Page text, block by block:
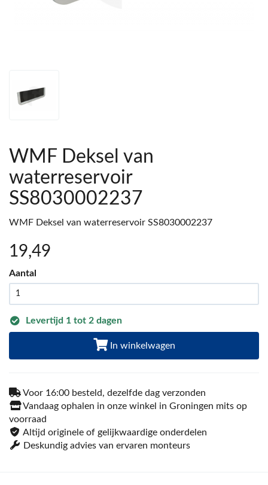
WMF Deksel van
waterreservoir
SS8030002237
WMF Deksel van waterreservoir SS8030002237
19,49
Aantal
Levertijd 1 tot 2 dagen
In winkelwagen
Voor 16:00 besteld, dezelfde dag verzonden
Vandaag ophalen in onze winkel in Groningen mits op
voorraad
Altijd originele of gelijkwaardige onderdelen
Deskundig advies van ervaren monteurs